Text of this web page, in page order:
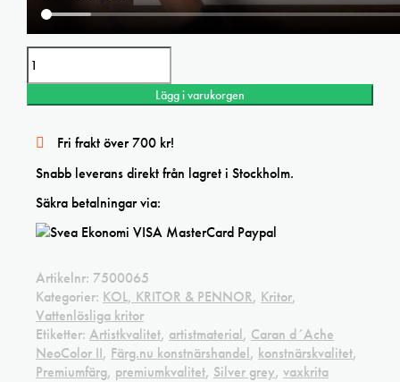
Vaxkrita
Russet
Caran
d
NeoColor
mängd
Lägg i varukorgen
Fri frakt över 700 kr!
Snabb leverans direkt från lagret i Stockholm.
Säkra betalningar via:
Artikelnr: 7500065
Kategorier: KOL, KRITOR & PENNOR, Kritor,
Vattenlösliga kritor
Etiketter: Artistkvalitet, artistmaterial, Caran d´Ache
NeoColor II, Färg.nu konstnärshandel, konstnärskvalitet,
Premiumfärg, premiumkvalitet, Silver grey, vaxkrita